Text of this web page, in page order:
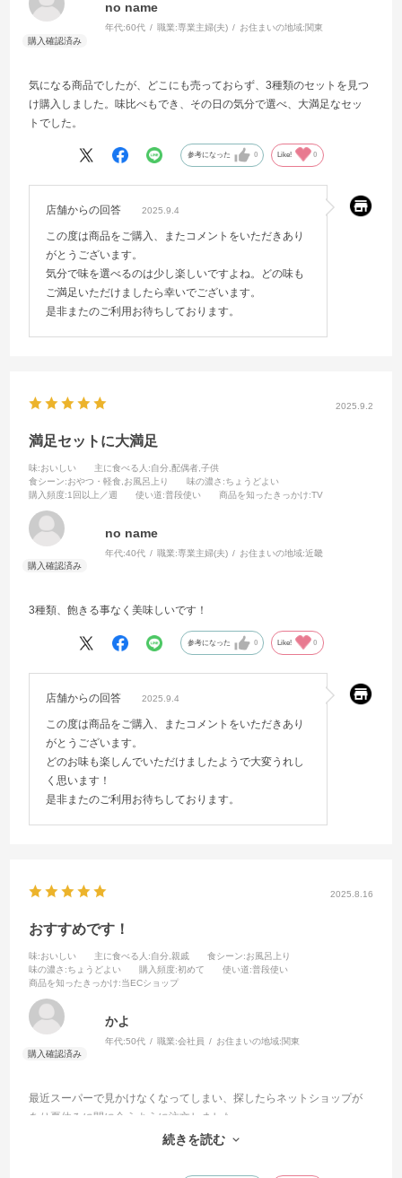
no name
年代:60代 職業:専業主婦(夫) お住まいの地域:関東
気になる商品でしたが、どこにも売っておらず、3種類のセットを見つ
け購入しました。味比べもでき、その日の気分で選べ、大満足なセッ
トでした。
参考になった 0 Like! 0
店舗からの回答 2025.9.4
この度は商品をご購入、またコメントをいただきあり
がとうございます。
気分で味を選べるのは少し楽しいですよね。どの味も
ご満足いただけましたら幸いでございます。
是非またのご利用お待ちしております。
2025.9.2
満足セットに大満足
味:おいしい 主に食べる人 :自分,配偶者,子供
食シーン:おやつ・軽食,お風呂上り 味の濃さ :ちょうどよい
購入頻度:1回以上／週 使い道:普段使い 商品を知ったきっかけ:TV
no name
年代:40代 職業:専業主婦(夫) お住まいの地域:近畿
3種類、飽きる事なく美味しいです！
参考になった 0 Like! 0
店舗からの回答 2025.9.4
この度は商品をご購入、またコメントをいただきあり
がとうございます。
どのお味も楽しんでいただけましたようで大変うれし
く思います！
是非またのご利用お待ちしております。
2025.8.16
おすすめです！
味:おいしい 主に食べる人 :自分,親戚 食シーン:お風呂上り
味の濃さ :ちょうどよい 購入頻度:初めて 使い道:普段使い
商品を知ったきっかけ:当ECショップ
かよ
年代:50代 職業:会社員 お住まいの地域:関東
最近スーパーで見かけなくなってしまい、探したらネットショップが
あり夏休みに間に合うように注文しました。
小豆のアイスはバニラで、抹茶はかき氷、みたらしは黒糖のような味
続きを読む